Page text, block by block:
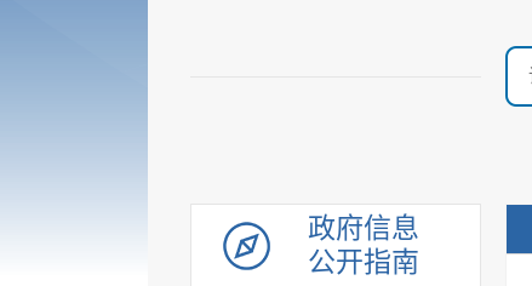
政府信息
公开指南